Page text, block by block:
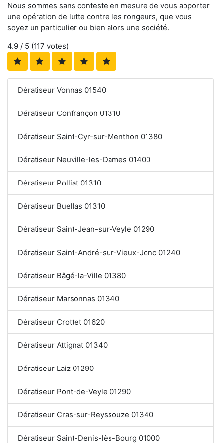
Nous sommes sans conteste en mesure de vous apporter
une opération de lutte contre les rongeurs, que vous
soyez un particulier ou bien alors une société.
4.9 / 5 (117 votes)
Dératiseur Vonnas 01540
Dératiseur Confrançon 01310
Dératiseur Saint-Cyr-sur-Menthon 01380
Dératiseur Neuville-les-Dames 01400
Dératiseur Polliat 01310
Dératiseur Buellas 01310
Dératiseur Saint-Jean-sur-Veyle 01290
Dératiseur Saint-André-sur-Vieux-Jonc 01240
Dératiseur Bâgé-la-Ville 01380
Dératiseur Marsonnas 01340
Dératiseur Crottet 01620
Dératiseur Attignat 01340
Dératiseur Laiz 01290
Dératiseur Pont-de-Veyle 01290
Dératiseur Cras-sur-Reyssouze 01340
Dératiseur Saint-Denis-lès-Bourg 01000